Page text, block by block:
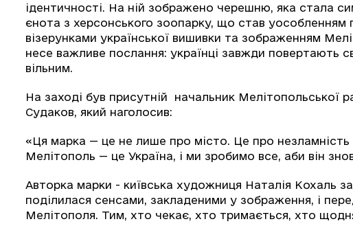
ідентичності. На ній зображено черешню, яка стала
єнота з херсонського зоопарку, що став уособленням
візерунками української вишивки та зображенням
несе важливе послання: українці завжди повертають
вільним.
На заході був присутній начальник Мелітопольської
Судаков, який наголосив:
«Ця марка — це не лише про місто. Це про
Мелітополь — це Україна, і ми зробимо все, аби він
Авторка марки - київська художниця Наталія Кохаль
поділилася сенсами, закладеними у зображення, і
Мелітополя. Тим, хто чекає, хто тримається, хто